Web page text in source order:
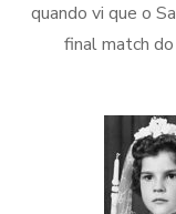
quando vi que o
final match